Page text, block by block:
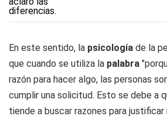
En este sentido, la psicología de la
que cuando se utiliza la palabra
razón para hacer algo, las personas
cumplir una solicitud. Esto se debe a
tiende a buscar razones para